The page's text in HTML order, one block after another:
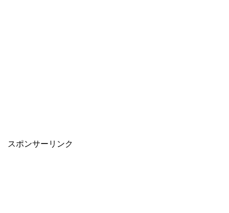
スポンサーリンク